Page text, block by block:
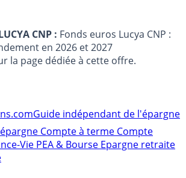
CNP : Fonds euros Lucya CNP :
en 2026 et 2027
la page dédiée à cette offre.
Guide indépendant de l'épargne
Compte à terme Compte
Vie PEA & Bourse Epargne retraite